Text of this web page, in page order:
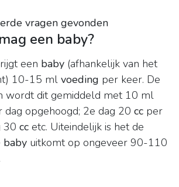
vragen gevonden
een baby?
een baby (afhankelijk van het
10-15 ml voeding per keer. De
wordt dit gemiddeld met 10 ml
dag opgehoogd; 2e dag 20 cc per
30 cc etc. Uiteindelijk is het de
baby uitkomt op ongeveer 90-110